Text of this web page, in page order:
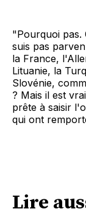
"Pourquoi pas.
suis pas
la France,
Lituanie, la
Slovénie,
? Mais il est
prête à saisir
qui ont
Lire